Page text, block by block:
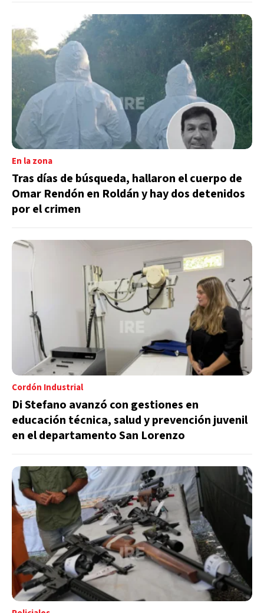
En la zona
Tras días de búsqueda, hallaron el cuerpo de
Omar Rendón en Roldán y hay dos detenidos
por el crimen
Cordón Industrial
Di Stefano avanzó con gestiones en
educación técnica, salud y prevención juvenil
en el departamento San Lorenzo